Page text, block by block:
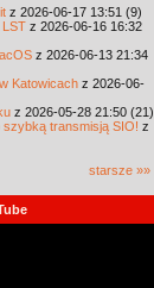
z 2026-06-17 13:51 (9)
LST z 2026-06-16 16:32
z 2026-06-13 21:34
Katowicach z 2026-06-
z 2026-05-28 21:50 (21)
transmisją SIO! z
starsze »»